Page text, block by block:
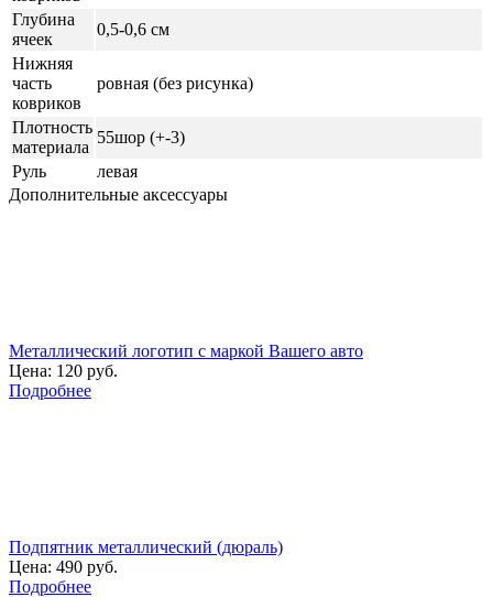
Глубина
ячеек
0,5-0,6 см
Нижняя
часть
ковриков
ровная (без рисунка)
Плотность
материала
55шор (+-3)
Руль
левая
Дополнительные аксессуары
Металлический логотип с маркой Вашего авто
Цена: 120 руб.
Подробнее
Подпятник металлический (дюраль)
Цена: 490 руб.
Подробнее